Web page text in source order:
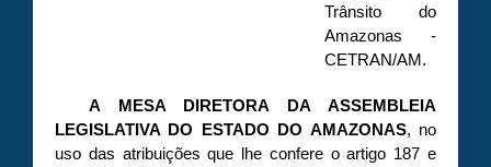
Trânsito do
Amazonas -
CETRAN/AM.
A MESA DIRETORA DA ASSEMBLEIA
LEGISLATIVA DO ESTADO DO AMAZONAS, no
uso das atribuições que lhe confere o artigo 187 e